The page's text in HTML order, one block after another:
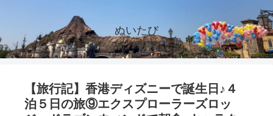
ぬいたび
【旅行記】香港ディズニーで誕生日♪４
泊５日の旅⑨エクスプローラーズロッ